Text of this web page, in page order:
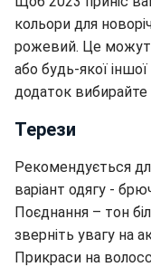
кольори для
рожевий. Це
або будь-якої
додаток вибирайте
Терези
Рекомендується
варіант одягу -
Поєднання – тон
зверніть увагу на
Прикраси на